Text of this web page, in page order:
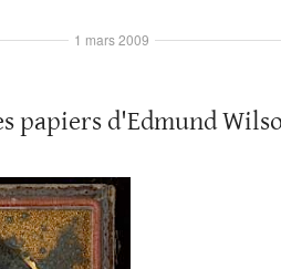
papiers d'Edmund
1 mars 2009